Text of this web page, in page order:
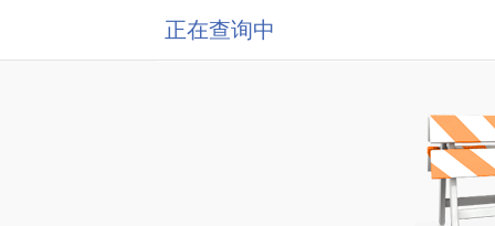
正在查询中